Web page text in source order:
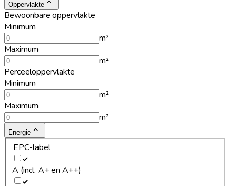
Oppervlakte
Bewoonbare oppervlakte
Minimum
m²
Maximum
m²
Perceeloppervlakte
Minimum
m²
Maximum
m²
Energie
EPC-label
A (incl. A+ en A++)